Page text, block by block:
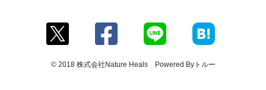
© 2018 株式会社Nature Heals Powered Byトルー